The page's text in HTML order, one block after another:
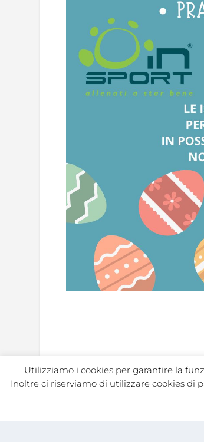
Utilizziamo i cookies per garantire la
Inoltre ci riserviamo di utilizzare cookies di